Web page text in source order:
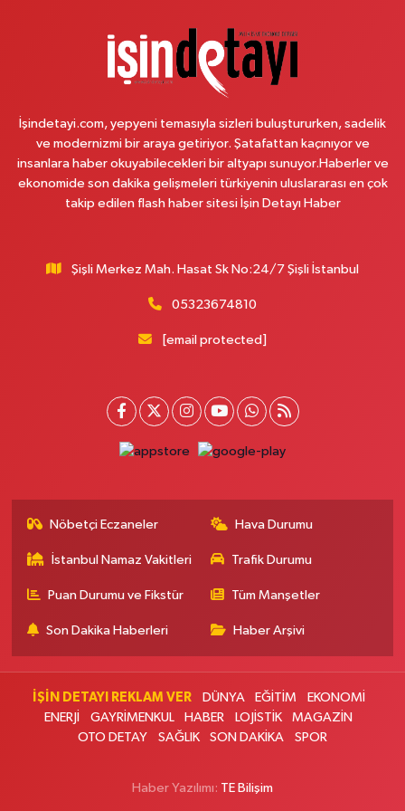
Atatürk Bulvar Eczanesi
Atatürk Mahallesi, Ataşehir Bulvarı, Ata 2 4 Blok No:8-I Ataşehir İstanbul
Moda Eczanesi
Başakşehir Mahallesi, Gazi Mustafa Kemal Bulvarı No:7 AD 3.İstanbul
Moda Evleri B1 Blok Başakşehir İstanbul
3.İstanbul Eczanesi
Başakşehir Mahallesi, Gazi Mustafa Kemal Bulvarı, 3.İstanbul Moda Evleri
No:7AO Başakşehir İstanbul
Yol Tarifi Al
Petroliş Mahallesi, Nirengi Sokak No:11 A Kartal İstanbul
Veliefendi Mahallesi, Çırpıcı Yolu B Sokak No:1-B Zeytinburnu İstanbul
0 (212) 679 28 65 Yol Tarifi Al
Çengelköy Mahallesi, Kaldırım Caddesi No:60 A A3-Blok No:8 Üsküdar
İstanbul
0 (216) 755 64 23 Yol Tarifi Al
İşindetayi.com, yepyeni temasıyla sizleri buluştururken, sadelik
ve modernizmi bir araya getiriyor. Şatafattan kaçınıyor ve
insanlara haber okuyabilecekleri bir altyapı sunuyor.Haberler ve
ekonomide son dakika gelişmeleri türkiyenin uluslararası en çok
takip edilen flash haber sitesi İşin Detayı Haber
Şişli Merkez Mah. Hasat Sk No:24/7 Şişli İstanbul
05323674810
[email protected]
Nöbetçi Eczaneler Hava Durumu
İstanbul Namaz Vakitleri Trafik Durumu
Puan Durumu ve Fikstür Tüm Manşetler
Son Dakika Haberleri Haber Arşivi
İŞİN DETAYI REKLAM VER DÜNYA EĞİTİM
EKONOMİ
ENERJİ
GAYRİMENKUL HABER LOJİSTİK
MAGAZİN
OTO DETAY
SAĞLIK SON DAKİKA SPOR
Haber Yazılımı: TE Bilişim